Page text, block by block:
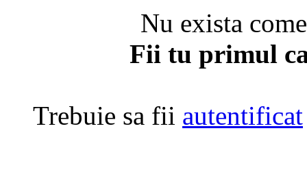
Nu exista
Fii tu primul
Trebuie sa fii autentificat